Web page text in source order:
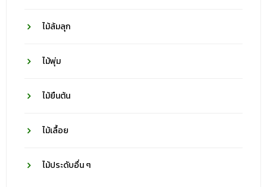
ไม้ล้มลุก
ไม้พุ่ม
ไม้ยืนต้น
ไม้เลื้อย
ไม้ประดับอื่น ๆ